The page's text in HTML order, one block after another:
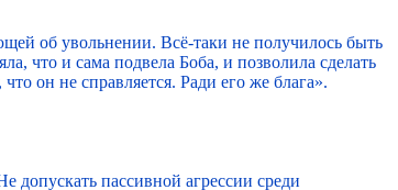
об увольнении. Всё-таки не получилось быть
что и сама подвела Боба, и позволила сделать
он не справляется. Ради его же блага».
допускать пассивной агрессии среди